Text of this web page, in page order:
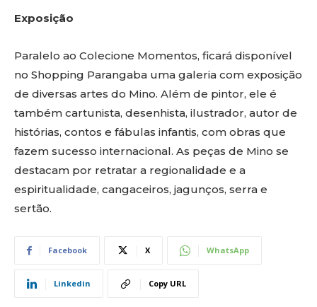
Exposição
Paralelo ao Colecione Momentos, ficará disponível
no Shopping Parangaba uma galeria com exposição
de diversas artes do Mino. Além de pintor, ele é
também cartunista, desenhista, ilustrador, autor de
histórias, contos e fábulas infantis, com obras que
fazem sucesso internacional. As peças de Mino se
destacam por retratar a regionalidade e a
espiritualidade, cangaceiros, jagunços, serra e
sertão.
Facebook X WhatsApp
Linkedin Copy URL